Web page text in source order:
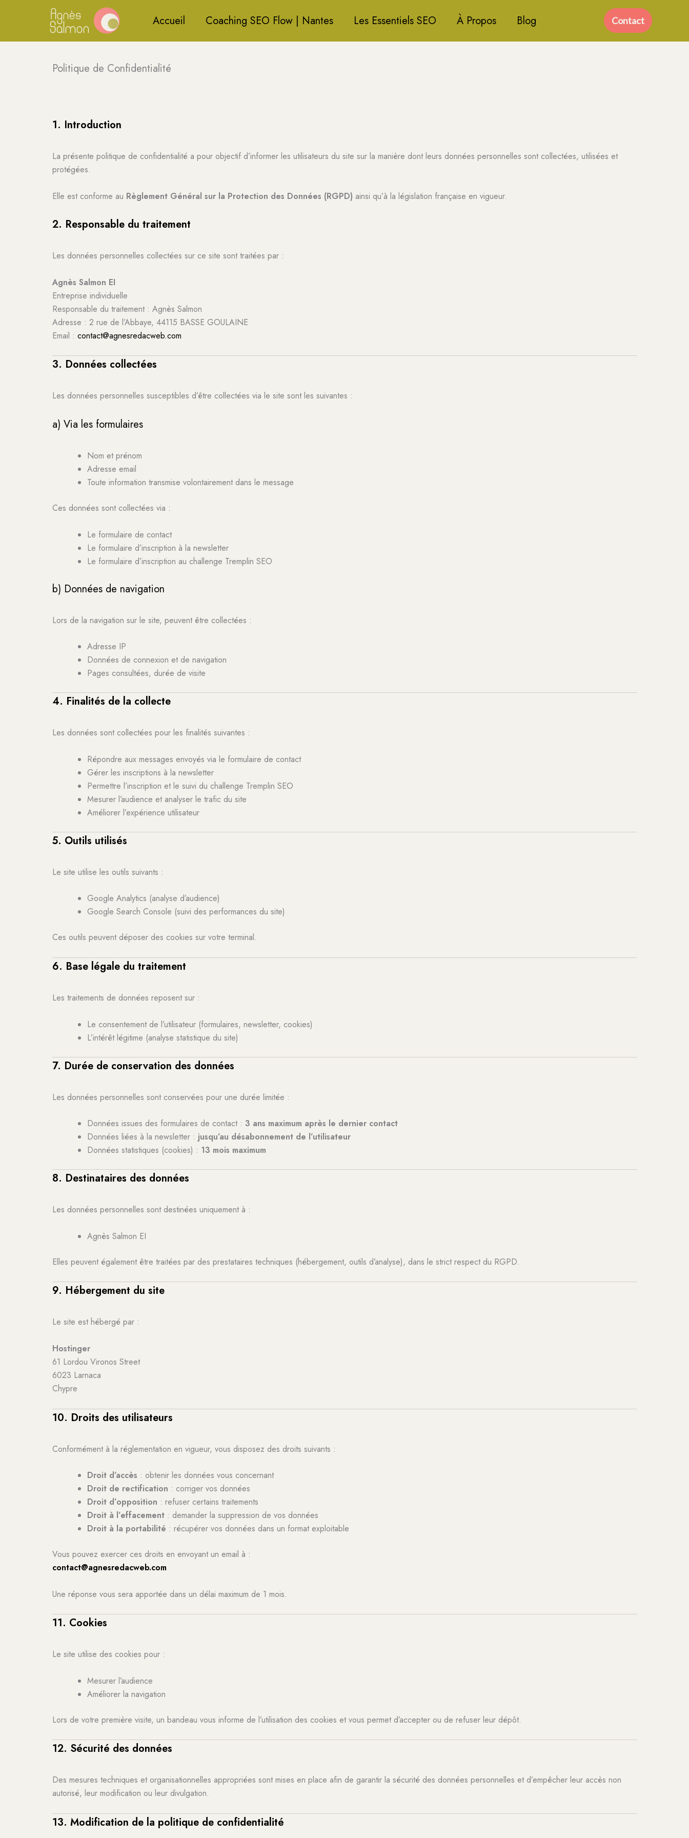
contenu
Accueil Coaching SEO Flow | Nantes Les Essentiels SEO À Propos Blog Contact
Politique de Confidentialité
1. Introduction
La présente politique de confidentialité a pour objectif d’informer les utilisateurs du site sur la manière dont leurs données personnelles sont collectées, utilisées et
protégées.
Elle est conforme au Règlement Général sur la Protection des Données (RGPD) ainsi qu’à la législation française en vigueur.
2. Responsable du traitement
Les données personnelles collectées sur ce site sont traitées par :
Agnès Salmon EI
Entreprise individuelle
Responsable du traitement : Agnès Salmon
Adresse : 2 rue de l’Abbaye, 44115 BASSE GOULAINE
Email : contact@agnesredacweb.com
3. Données collectées
Les données personnelles susceptibles d’être collectées via le site sont les suivantes :
a) Via les formulaires
Nom et prénom
Adresse email
Toute information transmise volontairement dans le message
Ces données sont collectées via :
Le formulaire de contact
Le formulaire d’inscription à la newsletter
Le formulaire d’inscription au challenge Tremplin SEO
b) Données de navigation
Lors de la navigation sur le site, peuvent être collectées :
Adresse IP
Données de connexion et de navigation
Pages consultées, durée de visite
4. Finalités de la collecte
Les données sont collectées pour les finalités suivantes :
Répondre aux messages envoyés via le formulaire de contact
Gérer les inscriptions à la newsletter
Permettre l’inscription et le suivi du challenge Tremplin SEO
Mesurer l’audience et analyser le trafic du site
Améliorer l’expérience utilisateur
5. Outils utilisés
Le site utilise les outils suivants :
Google Analytics (analyse d’audience)
Google Search Console (suivi des performances du site)
Ces outils peuvent déposer des cookies sur votre terminal.
6. Base légale du traitement
Les traitements de données reposent sur :
Le consentement de l’utilisateur (formulaires, newsletter, cookies)
L’intérêt légitime (analyse statistique du site)
7. Durée de conservation des données
Les données personnelles sont conservées pour une durée limitée :
Données issues des formulaires de contact : 3 ans maximum après le dernier contact
Données liées à la newsletter : jusqu’au désabonnement de l’utilisateur
Données statistiques (cookies) : 13 mois maximum
8. Destinataires des données
Les données personnelles sont destinées uniquement à :
Agnès Salmon EI
Elles peuvent également être traitées par des prestataires techniques (hébergement, outils d’analyse), dans le strict respect du RGPD.
9. Hébergement du site
Le site est hébergé par :
Hostinger
61 Lordou Vironos Street
6023 Larnaca
Chypre
10. Droits des utilisateurs
Conformément à la réglementation en vigueur, vous disposez des droits suivants :
Droit d’accès : obtenir les données vous concernant
Droit de rectification : corriger vos données
Droit d’opposition : refuser certains traitements
Droit à l’effacement : demander la suppression de vos données
Droit à la portabilité : récupérer vos données dans un format exploitable
Vous pouvez exercer ces droits en envoyant un email à :
contact@agnesredacweb.com
Une réponse vous sera apportée dans un délai maximum de 1 mois.
11. Cookies
Le site utilise des cookies pour :
Mesurer l’audience
Améliorer la navigation
Lors de votre première visite, un bandeau vous informe de l’utilisation des cookies et vous permet d’accepter ou de refuser leur dépôt.
12. Sécurité des données
Des mesures techniques et organisationnelles appropriées sont mises en place afin de garantir la sécurité des données personnelles et d’empêcher leur accès non
autorisé, leur modification ou leur divulgation.
13. Modification de la politique de confidentialité